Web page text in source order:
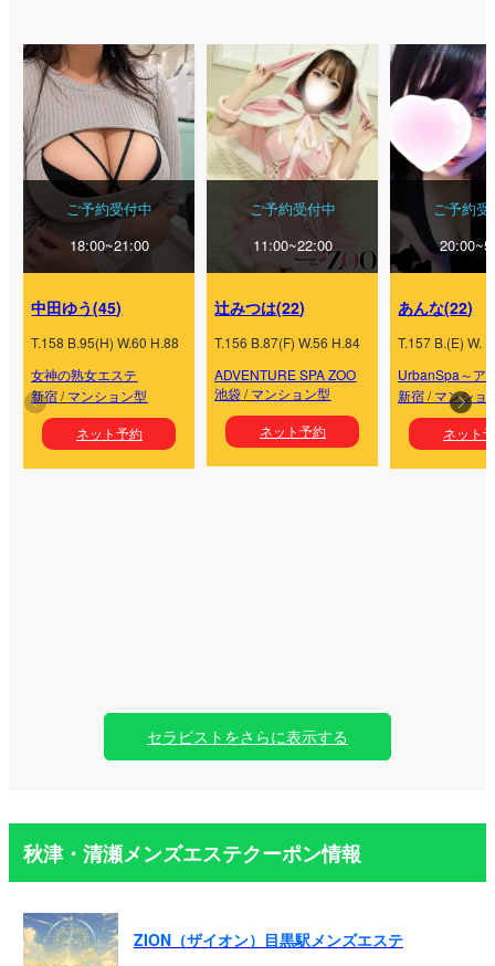
ご予約受付中
18:00~21:00
中田ゆう(45)
T.158 B.95(H) W.60 H.88
女神の熟女エステ
新宿/マンション型
ネット予約
ご予約受付中
11:00~22:00
辻みつは(22)
T.156 B.87(F) W.56 H.84
ADVENTURE SPA ZOO
池袋/マンション型
ネット予約
ご予約
あんな(22)
T.157 B.(E) W.
UrbanSpa～ア
新宿/マンショ
ネット
セラピストをさらに表示する
秋津・清瀬メンズエステクーポン情報
ZION（ザイオン）目黒駅メンズエステ